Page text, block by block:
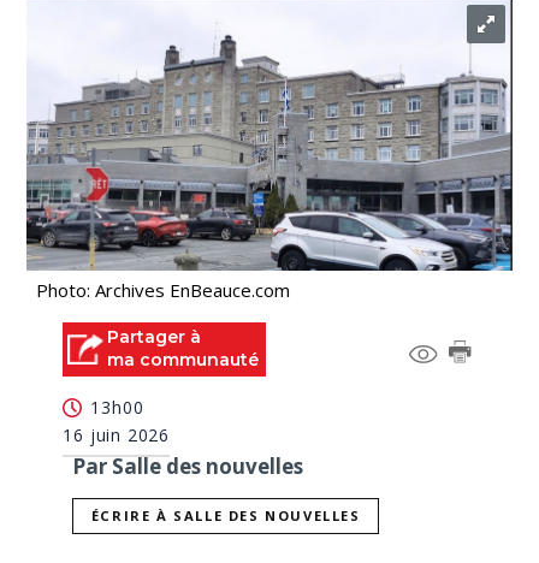
Photo: Archives EnBeauce.com
Partager à
ma communauté
13h00
16 juin 2026
Par Salle des nouvelles
ÉCRIRE À SALLE DES NOUVELLES